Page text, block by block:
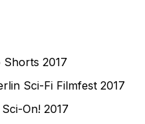
2017
Sci-Fi Filmfest 2017
On! 2017